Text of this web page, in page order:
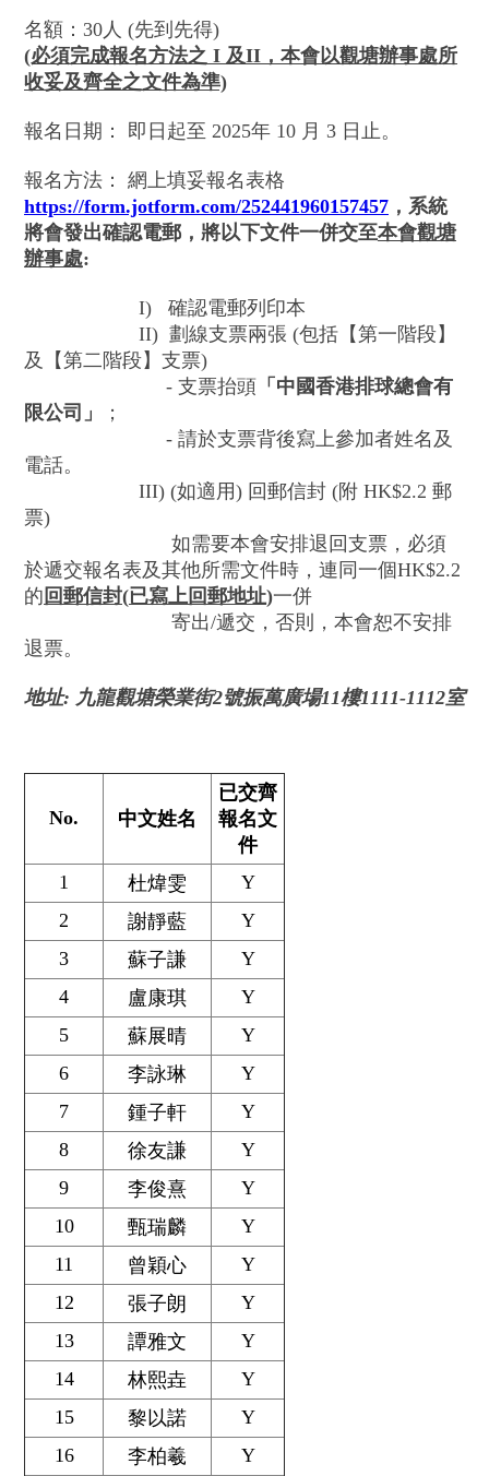
名額：30人 (先到先得)
(必須完成報名方法之 I 及II，本會以觀塘辦事處所
收妥及齊全之文件為準)
報名日期： 即日起至 2025年 10 月 3 日止。
報名方法： 網上填妥報名表格
https://form.jotform.com/252441960157457 ，系統
將會發出確認電郵，將以下文件一併交至本會觀塘
辦事處:
I) 確認電郵列印本
II) 劃線支票兩張 (包括【第一階段】
及【第二階段】支票)
- 支票抬頭 「中國香港排球總會有
限公司」
；
- 請於支票背後寫上參加者姓名及
電話。
III) (如適用) 回郵信封 (附 HK$2.2 郵
票)
如需要本會安排退回支票，必須
於遞交報名表及其他所需文件時，連同一個HK$2.2
的 回郵信封(已寫上回郵地址)一併
寄出/遞交，否則，本會恕不安排
退票。
地址: 九龍觀塘榮業街2號振萬廣場11樓1111-1112室
No. 中文姓名
已交齊
報名文
件
1
杜煒雯
Y
2
謝靜藍
Y
3
蘇子謙
Y
4
盧康琪
Y
5
蘇展晴
Y
6
李詠琳
Y
7
鍾子軒
Y
8
徐友謙
Y
9
李俊熹
Y
10
甄瑞麟
Y
11
曾穎心
Y
12
張子朗
Y
13
譚雅文
Y
14
林熙垚
Y
15
黎以諾
Y
16
李柏羲
Y